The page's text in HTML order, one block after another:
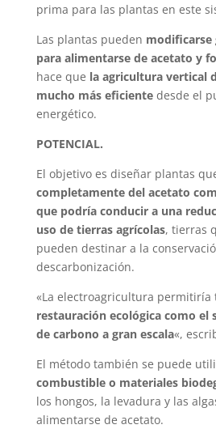
prima para las plantas en este
Las plantas pueden modificarse
para alimentarse de acetato y
hace que la agricultura vertical
mucho más eficientedesde el
energético.
POTENCIAL.
El objetivo es diseñar plantas
completamente del acetato
que podría conducir a una
uso de tierras agrícolas, tierras
pueden destinar a la
descarbonización.
«La electroagricultura permitiría
restauración ecológica como el
de carbono a gran escala«,
El método también se puede
combustible o materiales
los hongos, la levadura y las
alimentarse de acetato.